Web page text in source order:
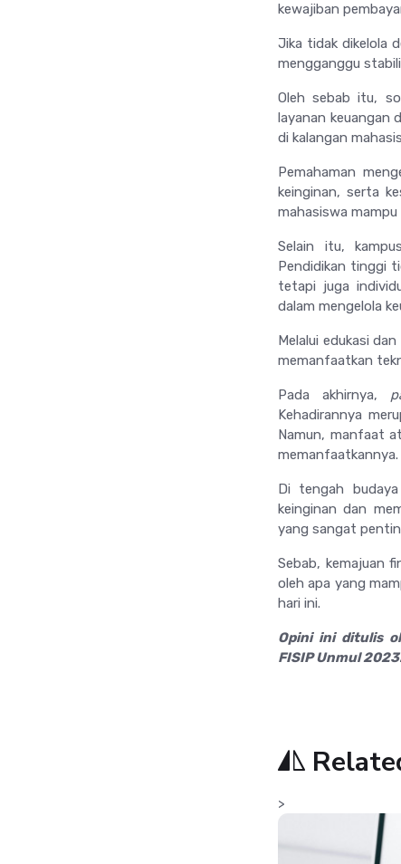
kewajiban
Jika tidak dikelola
mengganggu
Oleh sebab itu,
layanan keuangan
di kalangan
Pemahaman
keinginan, serta
mahasiswa
Selain itu,
Pendidikan tinggi
tetapi juga
dalam mengelola
Melalui edukasi
memanfaatkan
Pada akhirnya,
Kehadirannya
Namun, manfaat
memanfaatkannya.
Di tengah
keinginan dan
yang sangat
Sebab, kemajuan
oleh apa yang
hari ini.
Opini ini ditulis
FISIP Unmul
>